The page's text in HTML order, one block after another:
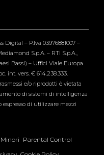
Digital – P.Iva 03976881007 –
S.p.A. – RTI S.p.A.,
Bassi) – Uffici Viale Europa
int. vers. € 614.238.333.
e/o riprodotti è vietata
di sistemi di intelligenza
espresso di utilizzare mezzi
Parental Control